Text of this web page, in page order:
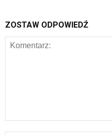
ZOSTAW ODPOWIEDŹ